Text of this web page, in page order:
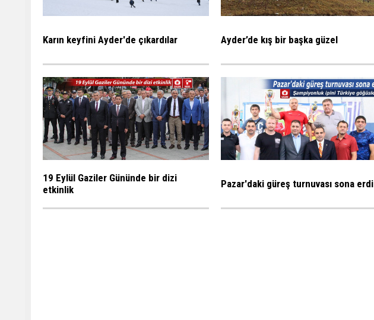
Karın keyfini Ayder'de çıkardılar Ayder’de kış bir başka güzel
19 Eylül Gaziler Gününde bir dizi
etkinlik
Pazar'daki güreş turnuvası sona erdi